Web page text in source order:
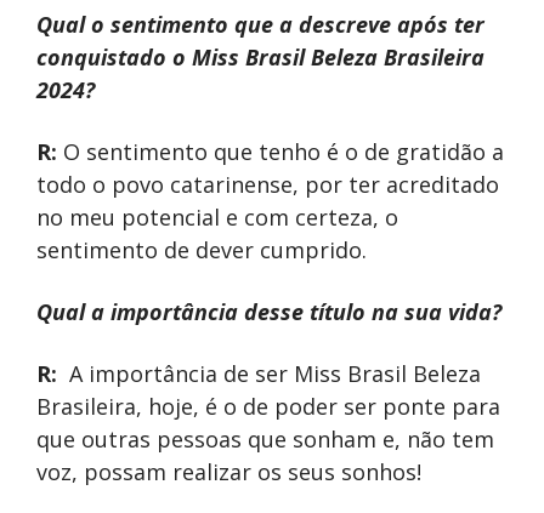
Qual o sentimento que a descreve após ter
conquistado o Miss Brasil Beleza Brasileira
2024?
R: O sentimento que tenho é o de gratidão a
todo o povo catarinense, por ter acreditado
no meu potencial e com certeza, o
sentimento de dever cumprido.
Qual a importância desse título na sua vida?
R: A importância de ser Miss Brasil Beleza
Brasileira, hoje, é o de poder ser ponte para
que outras pessoas que sonham e, não tem
voz, possam realizar os seus sonhos!